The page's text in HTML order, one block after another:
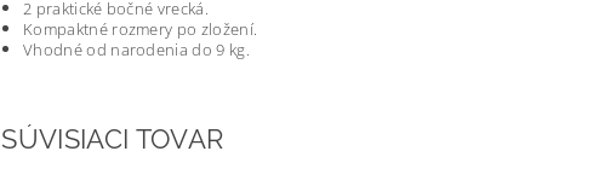
2 praktické bočné vrecká.
Kompaktné rozmery po zložení.
Vhodné od narodenia do 9 kg.
SÚVISIACI TOVAR